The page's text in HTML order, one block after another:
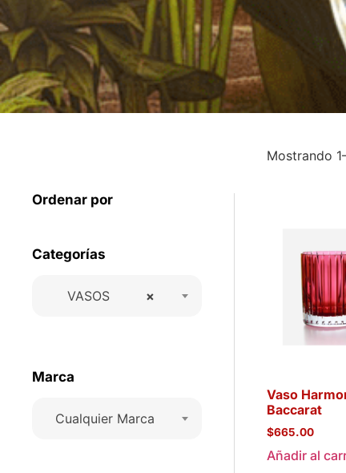
Ordenar por
Categorías
×
VASOS
Marca
Cualquier Marca
Mostrando
Vaso
Baccarat
$665.00
Añadir al